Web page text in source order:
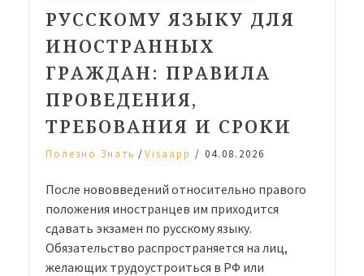
РУССКОМУ ЯЗЫКУ ДЛЯ
ИНОСТРАННЫХ
ГРАЖДАН: ПРАВИЛА
ПРОВЕДЕНИЯ,
ТРЕБОВАНИЯ И СРОКИ
Полезно Знать /Visaapp / 04.08.2026
После нововведений относительно правого
положения иностранцев им приходится
сдавать экзамен по русскому языку.
Обязательство распространяется на лиц,
желающих трудоустроиться в РФ или